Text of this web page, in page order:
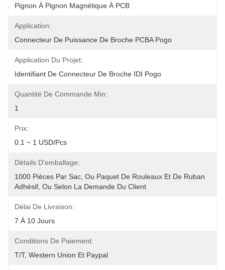
Pignon À Pignon Magnétique À PCB
Application:
Connecteur De Puissance De Broche PCBA Pogo
Application Du Projet:
Identifiant De Connecteur De Broche IDI Pogo
Quantité De Commande Min:
1
Prix:
0.1 ~ 1 USD/pcs
Détails D'emballage:
1000 Pièces Par Sac, Ou Paquet De Rouleaux Et De Ruban
Adhésif, Ou Selon La Demande Du Client
Délai De Livraison:
7 À 10 Jours
Conditions De Paiement:
T/T, Western Union Et Paypal